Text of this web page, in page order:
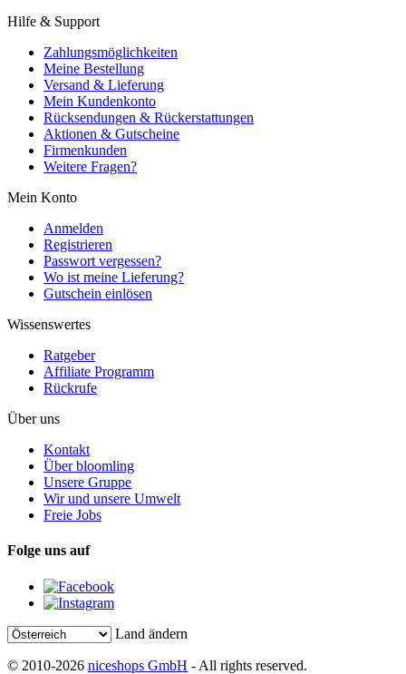
Hilfe & Support
Zahlungsmöglichkeiten
Meine Bestellung
Versand & Lieferung
Mein Kundenkonto
Rücksendungen & Rückerstattungen
Aktionen & Gutscheine
Firmenkunden
Weitere Fragen?
Mein Konto
Anmelden
Registrieren
Passwort vergessen?
Wo ist meine Lieferung?
Gutschein einlösen
Wissenswertes
Ratgeber
Affiliate Programm
Rückrufe
Über uns
Kontakt
Über bloomling
Unsere Gruppe
Wir und unsere Umwelt
Freie Jobs
Folge uns auf
Land ändern
© 2010-2026 niceshops GmbH - All rights reserved.